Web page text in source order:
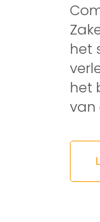
het
het
van